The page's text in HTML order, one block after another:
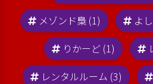
メゾンド梟 (1)
よ
りかーど (1)
レンタルルーム (3)